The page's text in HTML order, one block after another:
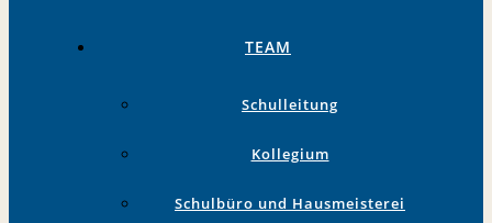
TEAM
Schulleitung
Kollegium
Schulbüro und Hausmeisterei